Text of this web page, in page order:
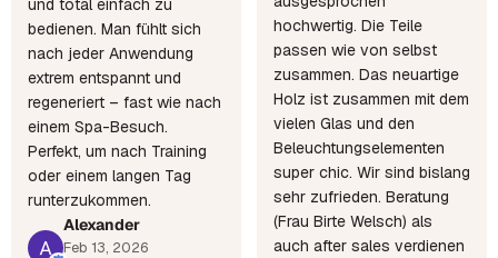
und total einfach zu
bedienen. Man fühlt sich
nach jeder Anwendung
extrem entspannt und
regeneriert – fast wie nach
einem Spa-Besuch.
Perfekt, um nach Training
oder einem langen Tag
runterzukommen.
Alexander
Feb 13, 2026
hochwertig. Die Teile
passen wie von selbst
zusammen. Das neuartige
Holz ist zusammen mit dem
vielen Glas und den
Beleuchtungselementen
super chic. Wir sind bislang
sehr zufrieden. Beratung
(Frau Birte Welsch) als
auch after sales verdienen